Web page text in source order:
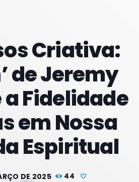
Criativa:
de Jeremy
a Fidelidade
em Nossa
Espiritual
DE 2025 44